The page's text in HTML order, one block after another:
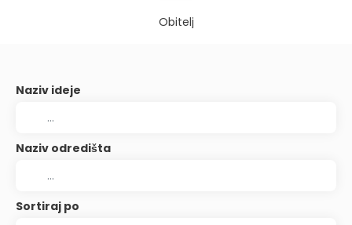
Obitelj
Naziv ideje
Naziv odredišta
Sortiraj po